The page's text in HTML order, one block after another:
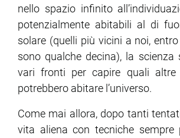
nello spazio infinito
potenzialmente abitabili al di
solare (quelli più vicini a noi,
sono qualche decina), la
vari fronti per capire quali
potrebbero abitare l’universo.
Come mai allora, dopo tanti
vita aliena con tecniche sempre